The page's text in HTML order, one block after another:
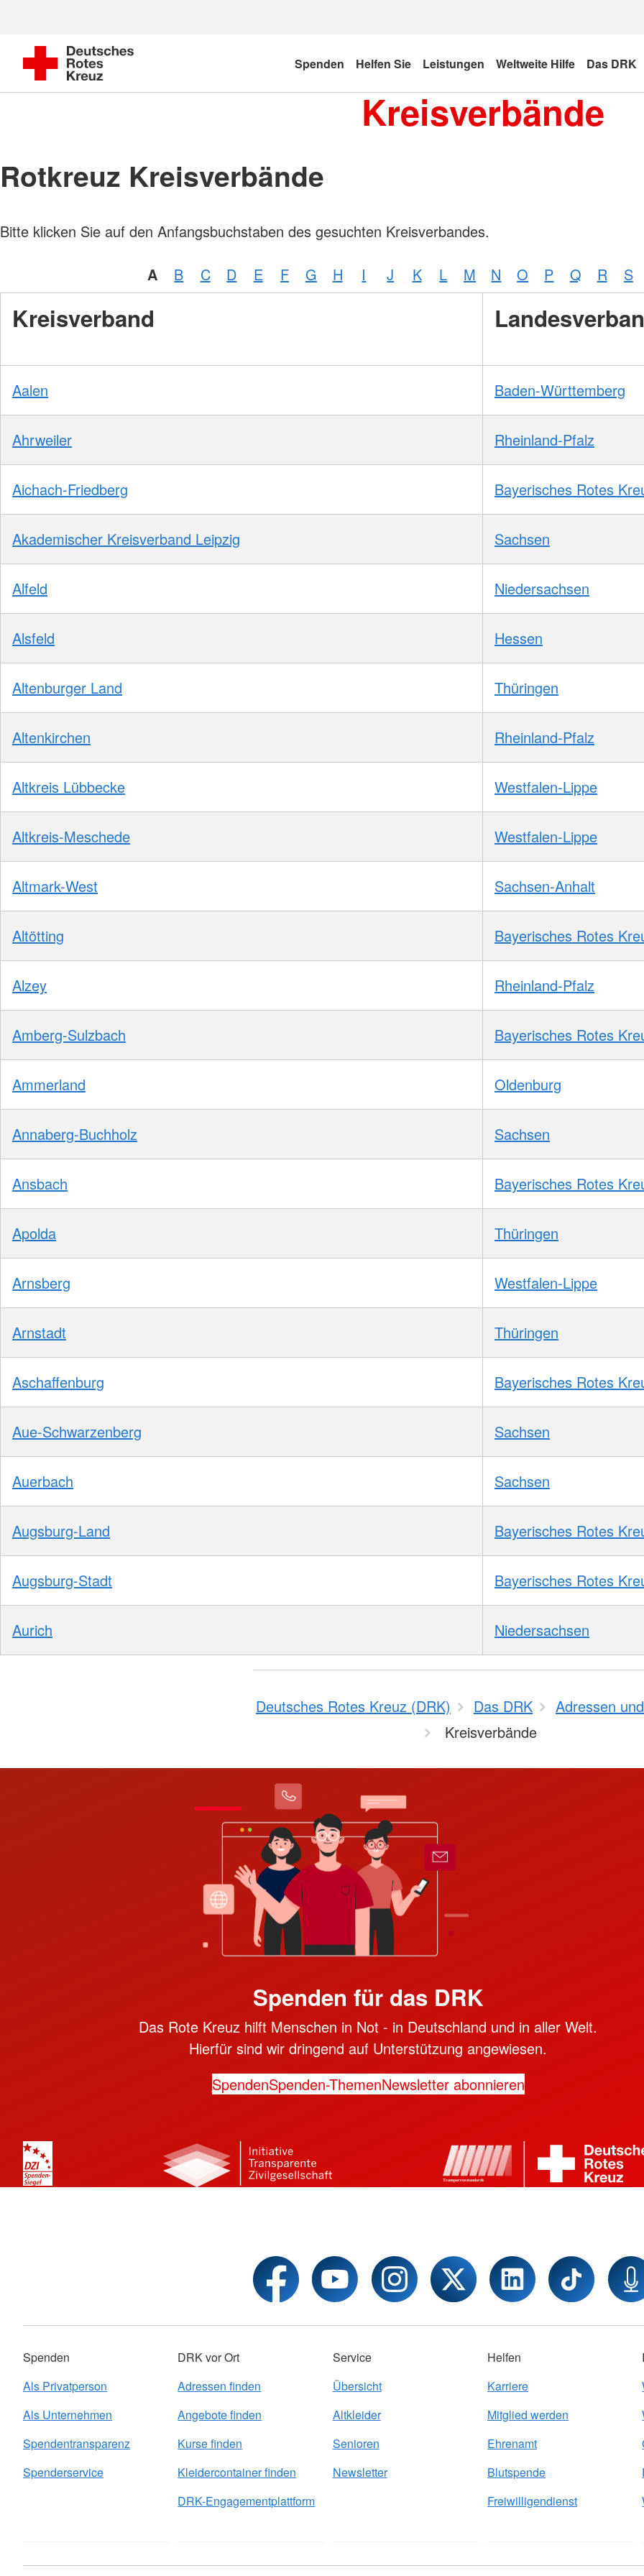
Spenden Helfen Sie Leistungen Weltweite Hilfe Das DRK
Kreisverbände
Rotkreuz Kreisverbände
Bitte klicken Sie auf den Anfangsbuchstaben des gesuchten Kreisverbandes.
A B C D E F G H I J K L M N O P Q R S
Kreisverband
Aalen Baden-Württemberg
Ahrweiler Rheinland-Pfalz
Aichach-Friedberg Bayerisches Rotes
Akademischer Kreisverband Leipzig Sachsen
Alfeld Niedersachsen
Alsfeld Hessen
Altenburger Land Thüringen
Altenkirchen Rheinland-Pfalz
Altkreis Lübbecke Westfalen-Lippe
Altkreis-Meschede Westfalen-Lippe
Altmark-West Sachsen-Anhalt
Altötting Bayerisches Rotes
Alzey Rheinland-Pfalz
Amberg-Sulzbach Bayerisches Rotes
Ammerland Oldenburg
Annaberg-Buchholz Sachsen
Ansbach Bayerisches Rotes
Apolda Thüringen
Arnsberg Westfalen-Lippe
Arnstadt Thüringen
Aschaffenburg Bayerisches Rotes
Aue-Schwarzenberg Sachsen
Auerbach Sachsen
Augsburg-Land Bayerisches Rotes
Augsburg-Stadt Bayerisches Rotes
Aurich Niedersachsen
Deutsches Rotes Kreuz (DRK) Das DRK
Adressen
Kreisverbände
Spenden für das DRK
Das Rote Kreuz hilft Menschen in Not - in Deutschland und in aller Welt.
Hierfür sind wir dringend auf Unterstützung angewiesen.
SpendenSpenden-ThemenNewsletter abonnieren
Spenden
Als Privatperson
Als Unternehmen
Spendentransparenz
Spenderservice
DRK vor Ort
Adressen finden
Angebote finden
Kurse finden
Kleidercontainer finden
DRK-Engagementplattform
Service
Übersicht
Altkleider
Senioren
Newsletter
Helfen
Karriere
Mitglied werden
Ehrenamt
Blutspende
Freiwilligendienst